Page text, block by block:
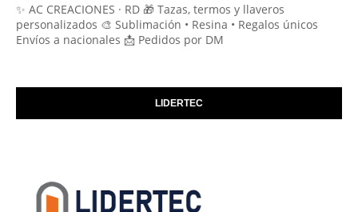
✨ AC CREACIONES · RD 🎁 Tazas, termos y llaveros
personalizados 🎨 Sublimación • Resina • Regalos únicos
Envíos a nacionales 📩 Pedidos por DM
LIDERTEC